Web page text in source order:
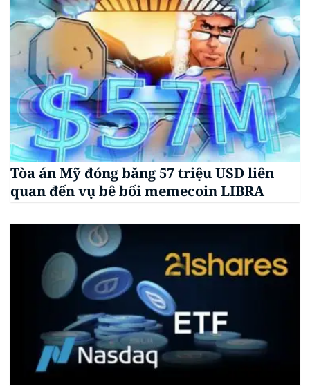
Tòa án Mỹ đóng băng 57 triệu USD liên
quan đến vụ bê bối memecoin LIBRA